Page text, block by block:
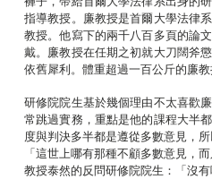
指導教授。廉教授是首爾大學法律
教授。他寫下的兩千八百多頁的論
戴。廉教授在任期之初就大刀闊斧
依舊犀利。體重超過一百公斤的廉
研修院院生基於幾個理由不太喜歡
常跳過實務，重點是他的課程大半
度與判決多半都是遵從多數意見，
「這世上哪有那種不顧多數意見，
教授泰然的反問研修院院生：「沒